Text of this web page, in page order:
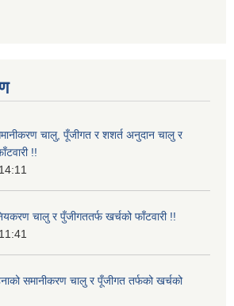
चालु, पूँजीगत र शशर्त अनुदान चालु र
!!
चालु र पुँजीगततर्फ खर्चको फाँटवारी !!
समानीकरण चालु र पूँजीगत तर्फको खर्चको